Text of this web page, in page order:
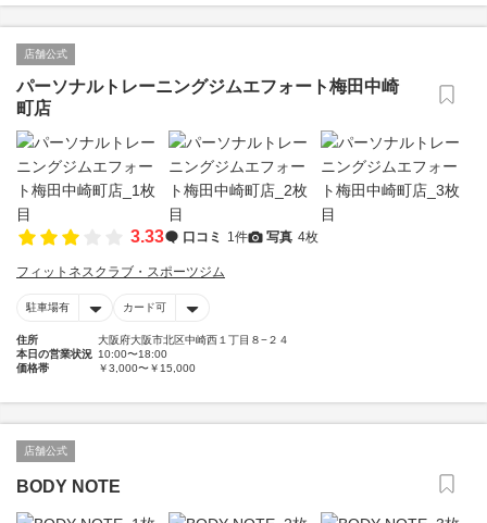
店舗公式
パーソナルトレーニングジムエフォート梅田中崎
町店
3.33 口コミ 1件 写真 4枚
フィットネスクラブ・スポーツジム
駐車場有 カード可
住所
大阪府大阪市北区中崎西１丁目８−２４
本日の営業状況 10:00〜18:00
価格帯
￥3,000〜￥15,000
店舗公式
BODY NOTE